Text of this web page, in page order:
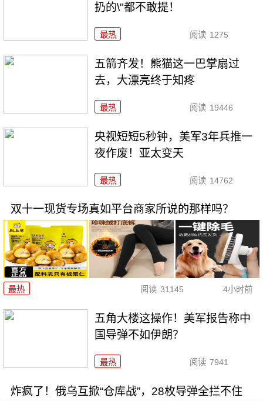
扔的\"都不敢提！
最热 阅读 1275
五箭齐发！熊猫这一巴掌扇过
去，大漂亮终于知疼
最热 阅读 19446
央视短短5秒钟，美军3年兵推一
夜作废！亚太变天
最热 阅读 14762
双十一现货专场真如平台商家所说的那样吗？
最热 阅读 31145 4小时前
五角大楼这操作！美军报告称中
国导弹不如伊朗？
最热 阅读 7941
炸疯了！俄乌互掀“仓库战”，28枚导弹全拦不住